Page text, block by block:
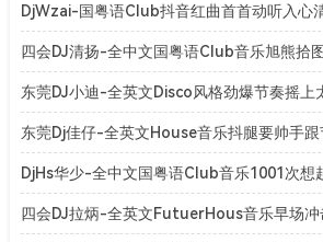
烧[Mp3]
DjWzai-国粤语Club抖音红曲首首动听入心
[Mp3]
四会DJ清扬-全中文国粤语Club音乐旭熊拾
[Mp3]
东莞DJ小迪-全英文Disco风格劲爆节奏摇上
东莞Dj佳仔-全英文House音乐抖腿要帅手
[Mp3]
DjHs华少-全中文国粤语Club音乐1001次想
[Mp3]
四会DJ拉炳-全英文FutuerHous音乐早场冲